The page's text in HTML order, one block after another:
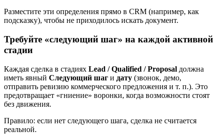
Разместите эти определения прямо в CRM (например, как
подсказку), чтобы не приходилось искать документ.
Требуйте «следующий шаг» на каждой активной
стадии
Каждая сделка в стадиях Lead / Qualified / Proposal должна
иметь явный Следующий шаг и дату (звонок, демо,
отправить ревизию коммерческого предложения и т. п.). Это
предотвращает «гниение» воронки, когда возможности стоят
без движения.
Правило: если нет следующего шага, сделка не считается
реальной.